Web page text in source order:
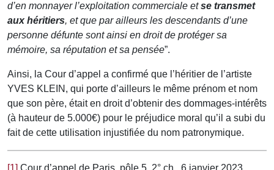
d’en monnayer l’exploitation commerciale etse transmet
aux héritiers, et que par ailleurs les descendants d’une
personne défunte sont ainsi en droit de protéger sa
mémoire, sa réputation et sa pensée”.
Ainsi, la Cour d’appel a confirmé que l’héritier de l’artiste
YVES KLEIN, qui porte d’ailleurs le même prénom et nom
que son père, était en droit d’obtenir des dommages-intérêts
(à hauteur de 5.000€) pour le préjudice moral qu’il a subi du
fait de cette utilisation injustifiée du nom patronymique.
[1] Cour d’appel de Paris, pôle 5, 2° ch., 6 janvier 2023,